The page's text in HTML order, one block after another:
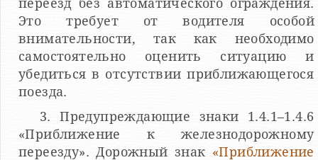
переезд без автоматического ограждения.
Это требует от водителя особой
внимательности, так как необходимо
самостоятельно оценить ситуацию и
убедиться в отсутствии приближающегося
поезда.
3. Предупреждающие знаки 1.4.1–1.4.6
«Приближение к железнодорожному
переезду». Дорожный знак «Приближение